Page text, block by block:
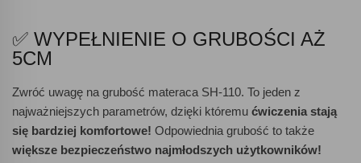
✅ WYPEŁNIENIE O GRUBOŚCI AŻ
5CM
Zwróć uwagę na grubość materaca SH-110. To jeden z
najważniejszych parametrów, dzięki któremu ćwiczenia stają
się bardziej komfortowe! Odpowiednia grubość to także
większe bezpieczeństwo najmłodszych użytkowników!